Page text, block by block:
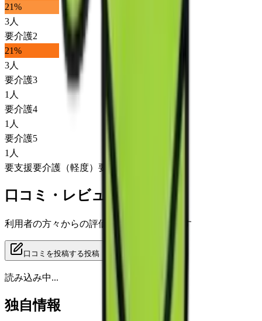
21%
3人
要介護2
21%
3人
要介護3
1 人
要介護4
1 人
要介護5
1 人
要支援要介護（軽度） 要介護（重度）
口コミ・レビュー
利用者の方々からの評価をご覧いただけます
口コミを投稿する投稿
読み込み中...
独自情報